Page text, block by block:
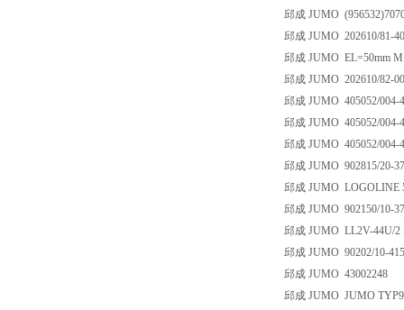
邱成 JUMO
邱成 JUMO 202610/81-
邱成 JUMO EL=50mm
邱成 JUMO 202610/82-
邱成 JUMO 405052/004-
邱成 JUMO 405052/004-
邱成 JUMO 405052/004-
邱成 JUMO 902815/20-
邱成 JUMO LOGOLINE
邱成 JUMO 902150/10-
邱成 JUMO LL2V-44U/2
邱成 JUMO 90202/10-
邱成 JUMO 43002248
邱成 JUMO JUMO